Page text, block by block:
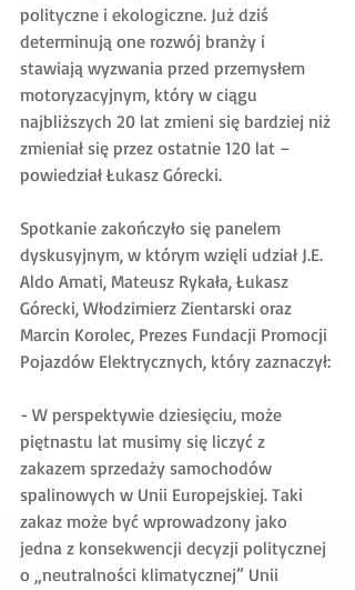
polityczne i ekologiczne. Już dziś
determinują one rozwój branży i
stawiają wyzwania przed przemysłem
motoryzacyjnym, który w ciągu
najbliższych 20 lat zmieni się bardziej niż
zmieniał się przez ostatnie 120 lat –
powiedział Łukasz Górecki.
Spotkanie zakończyło się panelem
dyskusyjnym, w którym wzięli udział J.E.
Aldo Amati, Mateusz Rykała, Łukasz
Górecki, Włodzimierz Zientarski oraz
Marcin Korolec, Prezes Fundacji Promocji
Pojazdów Elektrycznych, który zaznaczył:
- W perspektywie dziesięciu, może
piętnastu lat musimy się liczyć z
zakazem sprzedaży samochodów
spalinowych w Unii Europejskiej. Taki
zakaz może być wprowadzony jako
jedna z konsekwencji decyzji politycznej
o „neutralności klimatycznej” Unii